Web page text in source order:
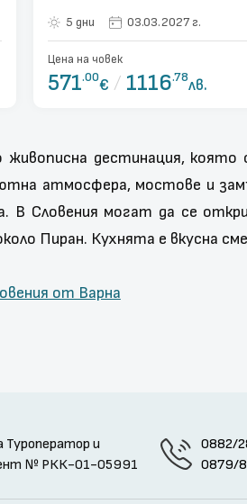
Велико Търново
5 дни 03.03.2027 г.
Цена на човек
571.00€ / 1116.78лв.
живописна дестинация,
атмосфера, мостове и
В Словения могат да се
Пиран. Кухнята е вкусна
от Варна
Туроператор и
№ РКК-01-05991
0882/
0879/